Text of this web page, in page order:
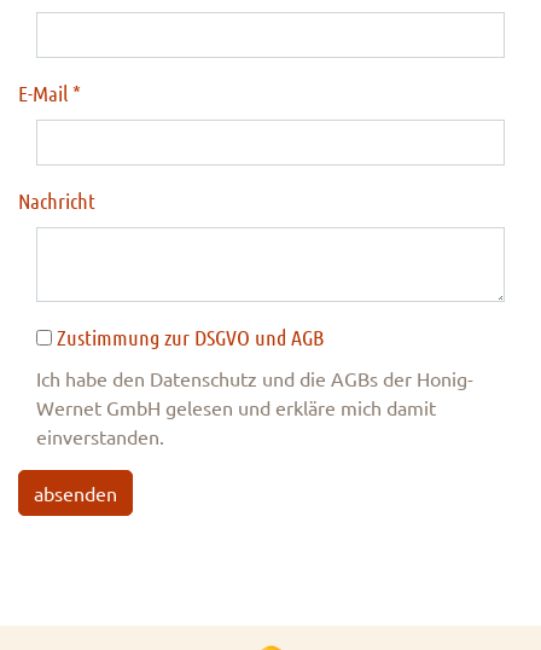
E-Mail
Nachricht
Zustimmung zur DSGVO und AGB
Ich habe den Datenschutz und die AGBs der Honig-
Wernet GmbH gelesen und erkläre mich damit
einverstanden.
absenden